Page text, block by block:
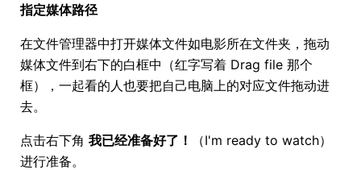
指定媒体路径
在文件管理器中打开媒体文件如电影所在文件夹，拖动
媒体文件到右下的白框中（红字写着 Drag file 那个
框），一起看的人也要把自己电脑上的对应文件拖动进
去。
点击右下角 我已经准备好了！
（I'm ready to watch）
进行准备。